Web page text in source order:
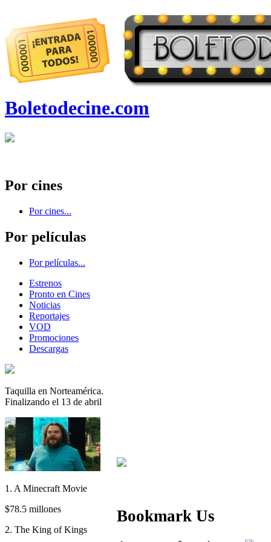
Boletodecine.com
Por cines
Por cines...
Por películas
Por películas...
Estrenos
Pronto en Cines
Noticias
Reportajes
VOD
Promociones
Descargas
Taquilla en Norteamérica.
Finalizando el 13 de abril
1. A Minecraft Movie
$78.5 millones
2. The King of Kings
Bookmark Us